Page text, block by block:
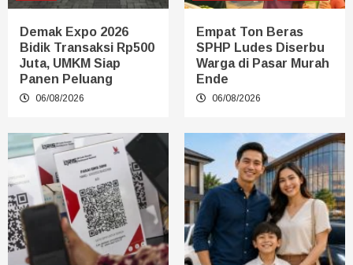
Demak Expo 2026
Bidik Transaksi Rp500
Juta, UMKM Siap
Panen Peluang
06/08/2026
Empat Ton Beras
SPHP Ludes Diserbu
Warga di Pasar Murah
Ende
06/08/2026